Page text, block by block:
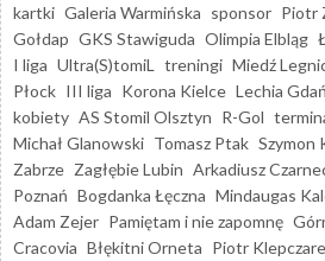
kartki Galeria Warmińska sponsor Piotr
Gołdap GKS Stawiguda Olimpia Elbląg
I liga Ultra(S)tomiL treningi Miedź
Płock III liga Korona Kielce Lechia
kobiety AS Stomil Olsztyn R-Gol
Michał Glanowski Tomasz Ptak Szymon
Zabrze Zagłębie Lubin Arkadiusz
Poznań Bogdanka Łęczna Mindaugas
Adam Zejer Pamiętam i nie zapomnę
Cracovia Błękitni Orneta Piotr